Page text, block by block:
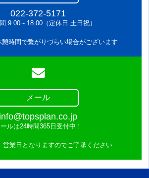
022-372-5171
9:00～18:00（定休日 土日祝）
時間で繋がりづらい場合がございます
メール
info@topsplan.co.jp
ールは24時間365日受付中！
業日となりますのでご了承ください